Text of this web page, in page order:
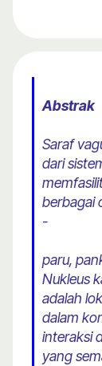
Abstrak
Saraf
dari
berbagai
-
paru,
Nukleus
adalah
dalam
interaksi
yang